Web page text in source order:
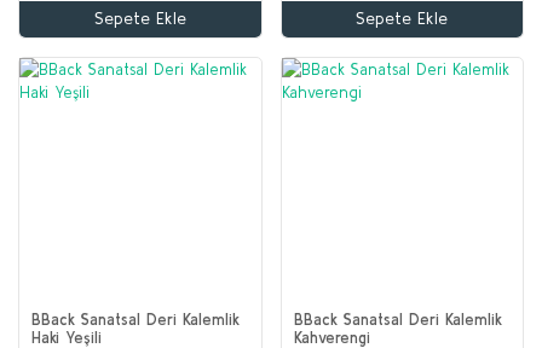
Sepete Ekle Sepete Ekle
BBack Sanatsal Deri Kalemlik
Haki Yeşili
BBack Sanatsal Deri Kalemlik
Kahverengi